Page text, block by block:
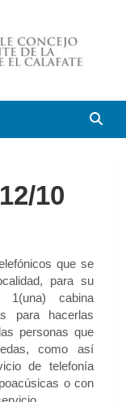
10
que se
para su
1(una) cabina
para hacerlas
personas que
como así
de telefonía
o con